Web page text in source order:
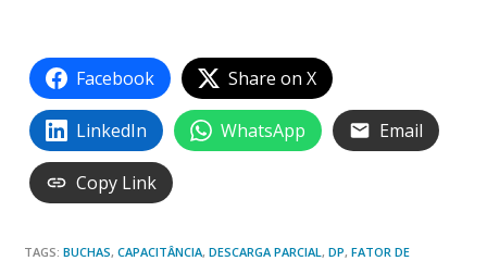
Facebook Share on X
LinkedIn WhatsApp Email
Copy Link
TAGS:BUCHAS, CAPACITÂNCIA, DESCARGA PARCIAL, DP, FATOR DE